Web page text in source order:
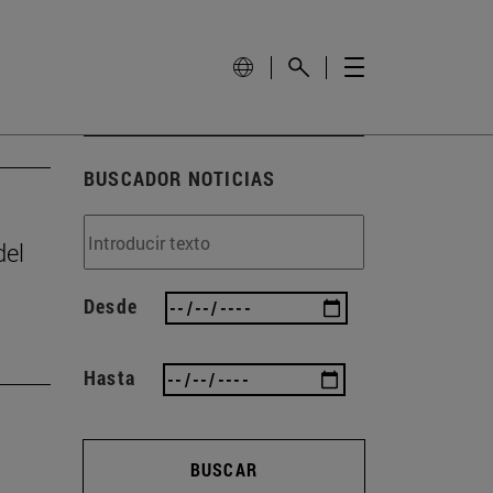
BUSCADOR NOTICIAS
Desde
Hasta
BUSCAR